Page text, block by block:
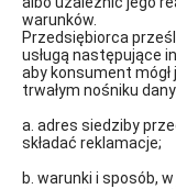
warunków.
Przedsiębiorca
usługą następujące
aby konsument
trwałym nośniku
a. adres siedziby
składać reklamacje;
b. warunki i sposób,